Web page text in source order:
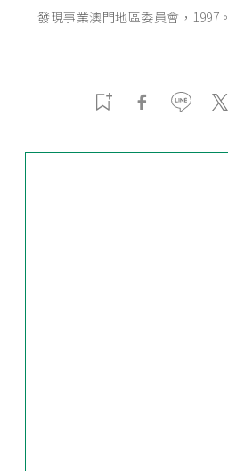
發現事業澳門地區委員會，1997。